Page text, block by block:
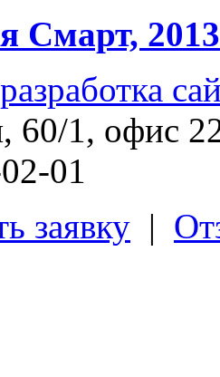
Смарт,
60/1, офис
01
заявку |